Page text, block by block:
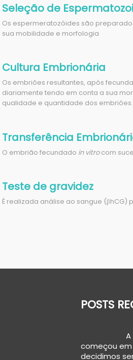
Seleção de
Os espermeratozóides são
sua mobilidade e morfologia
Cultura Embrionária
Os embriões resultantes, após
diariamente tendo em conta a sua
qualidade e quantidade dos embriões.
Transferência
O embrião fecundado in vitrocom
Teste de gravidez
É realizada análise ao sangue
POSTS
começou
decidimos